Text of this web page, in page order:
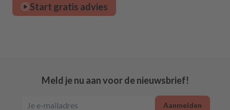
Start gratis advies
Meld je nu aan voor de nieuwsbrief!
Aanmelden